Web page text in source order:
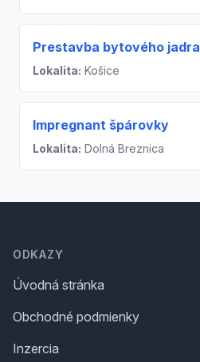
Prestavba bytového jadra
Lokalita: Košice
Impregnant špárovky
Lokalita: Dolná Breznica
ODKAZY
Úvodná stránka
Obchodné podmienky
Inzercia